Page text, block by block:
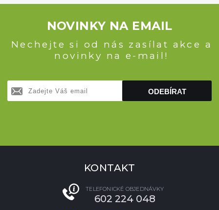
NOVINKY NA EMAIL
Nechejte si od nás zasílat akce a
novinky na e-mail!
ODEBÍRAT
KONTAKT
TELEFONICKÉ OBJEDNÁVKY
602 224 048